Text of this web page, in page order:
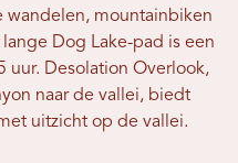
wandelen, mountainbiken
Dog Lake-pad is een
uur. Desolation Overlook,
naar de vallei, biedt
uitzicht op de vallei.